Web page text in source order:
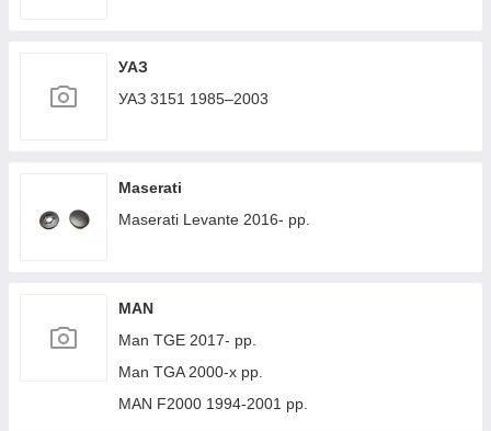
УАЗ
УАЗ 3151 1985–2003
Maserati
Maserati Levante 2016- рр.
MAN
Man TGE 2017- рр.
Man TGA 2000-х рр.
MAN F2000 1994-2001 рр.